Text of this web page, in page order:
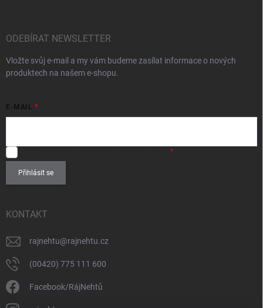
ODEBÍRAT NEWSLETTER
Vložte svůj e-mail a my vám budeme zasílat informace o nových
produktech na našem e-shopu.
E-MAIL
Přihlásit se
KONTAKT
rajnehtu@rajnehtu.cz
(00420) 775 111 600
Facebook/RájNehtů